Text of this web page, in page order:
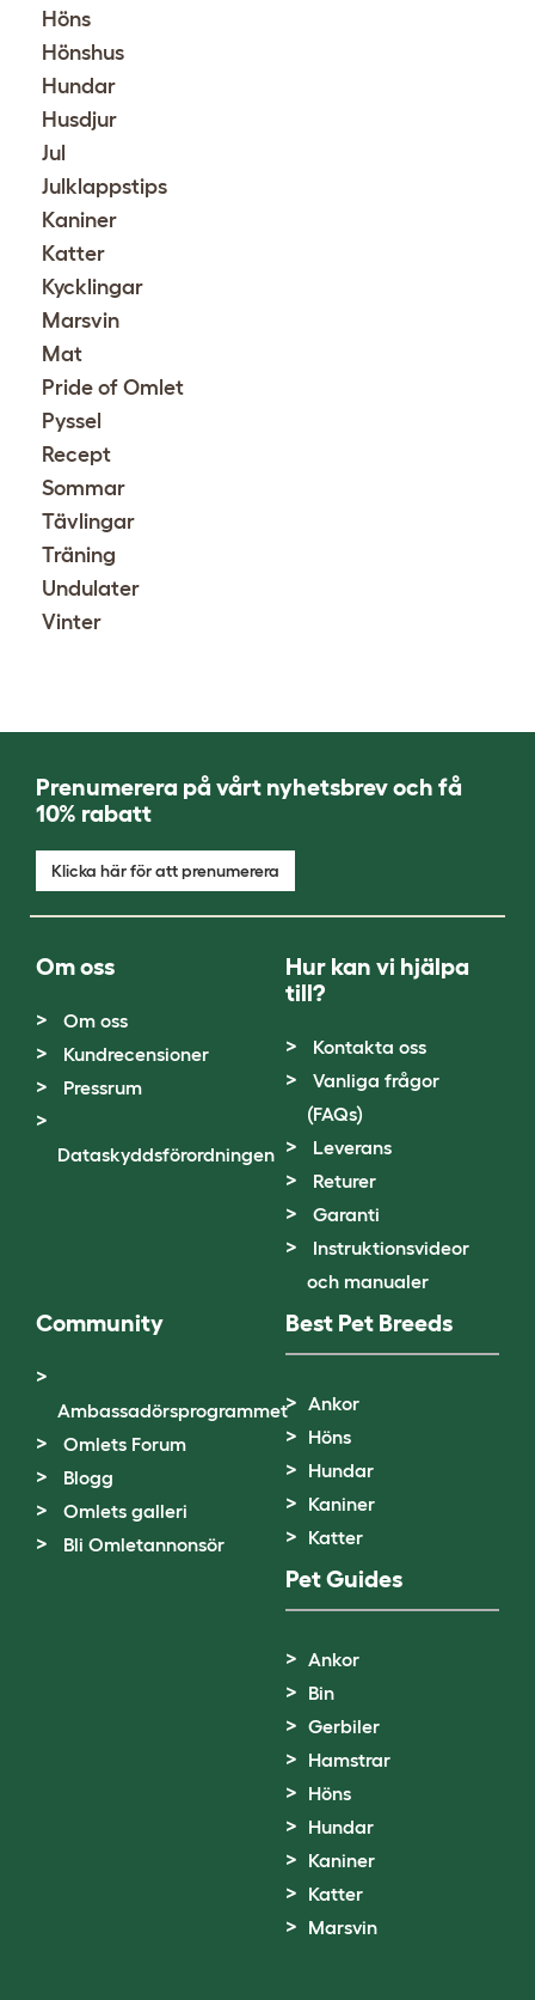
Höns
Hönshus
Hundar
Husdjur
Jul
Julklappstips
Kaniner
Katter
Kycklingar
Marsvin
Mat
Pride of Omlet
Pyssel
Recept
Sommar
Tävlingar
Träning
Undulater
Vinter
Prenumerera på vårt nyhetsbrev och få
10% rabatt
Klicka här för att prenumerera
Om oss
Om oss
Kundrecensioner
Pressrum
Dataskyddsförordningen
Hur kan vi hjälpa
till?
Kontakta oss
Vanliga frågor
(FAQs)
Leverans
Returer
Garanti
Instruktionsvideor
och manualer
Community
Ambassadörsprogrammet
Omlets Forum
Blogg
Omlets galleri
Bli Omletannonsör
Best Pet Breeds
Ankor
Höns
Hundar
Kaniner
Katter
Pet Guides
Ankor
Bin
Gerbiler
Hamstrar
Höns
Hundar
Kaniner
Katter
Marsvin